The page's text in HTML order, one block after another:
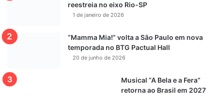
reestreia no eixo Rio-SP
1 de janeiro de 2026
“Mamma Mia!” volta a São Paulo em nova
temporada no BTG Pactual Hall
20 de junho de 2026
Musical “A Bela e a Fera”
retorna ao Brasil em 2027